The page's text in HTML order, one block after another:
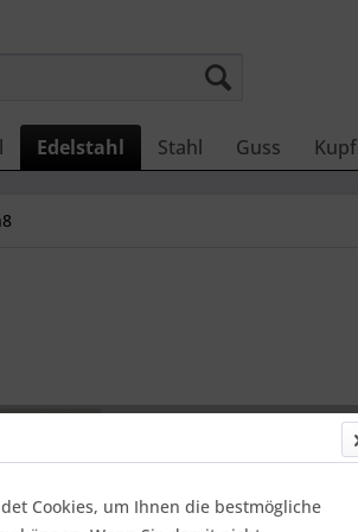
Edelstahl Stahl Guss
26,56
1
Online-
Cookies, um Ihnen die bestmögliche